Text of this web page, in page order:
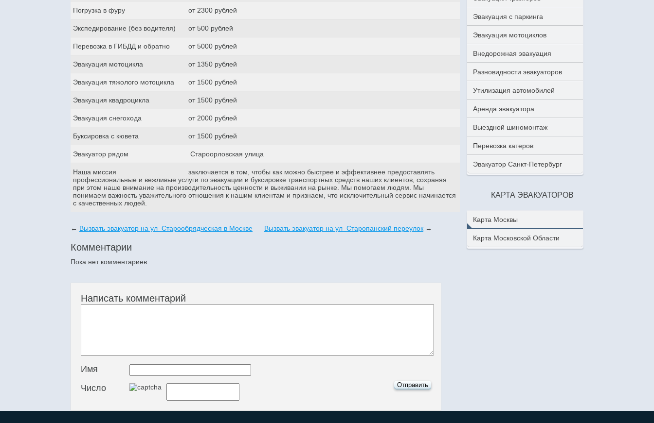
Погрузка в фуру от 2300 рублей
Экспедирование (без водителя) от 500 рублей
Перевозка в ГИБДД и обратно от 5000 рублей
Эвакуация мотоцикла от 1350 рублей
Эвакуация тяжолого мотоцикла от 1500 рублей
Эвакуация квадроцикла от 1500 рублей
Эвакуация снегохода от 2000 рублей
Буксировка с кювета от 1500 рублей
Эвакуатор рядом Староорловская улица
Наша миссия
заключается в том, чтобы как можно быстрее и эффективнее предоставлять
профессиональные и вежливые услуги по эвакуации и буксировке транспортных средств наших клиентов, сохраняя
при этом наше внимание на производительность ценности и выживании на рынке. Мы помогаем людям. Мы
понимаем важность уважительного отношения к нашим клиентам и признаем, что исключительный сервис начинается
с качественных людей.
← Вызвать эвакуатор на ул Старообрядческая в Москве Вызвать эвакуатор на ул Старопанский переулок →
Комментарии
Пока нет комментариев
Написать комментарий
Имя
Число
Эвакуация с паркинга
Эвакуация мотоциклов
Внедорожная эвакуация
Разновидности эвакуаторов
Утилизация автомобилей
Аренда эвакуатора
Выездной шиномонтаж
Перевозка катеров
Эвакуатор Санкт-Петербург
КАРТА ЭВАКУАТОРОВ
Карта Москвы
Карта Московской Области